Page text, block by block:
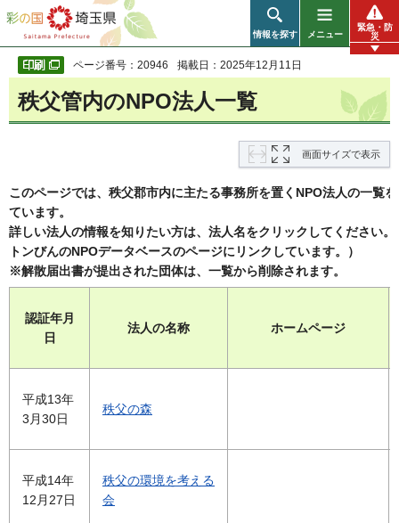
彩の国 埼玉県
情報を探す メニュー
緊急・防
災
ページ番号：20946 掲載日：2025年12月11日
秩父管内のNPO法人一覧
画面サイズで表示
このページでは、秩父郡市内に主たる事務所を置くNPO法人の一覧
ています。
詳しい法人の情報を知りたい方は、法人名をクリックしてください。
トンびんのNPOデータベースのページにリンクしています。）
※解散届出書が提出された団体は、一覧から削除されます。
認証年月
日
法人の名称 ホームページ
平成13年
3月30日
秩父の森
平成14年
12月27日
秩父の環境を考える
会